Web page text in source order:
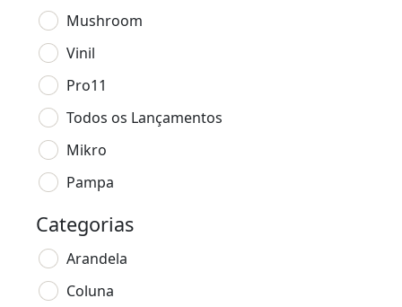
Mushroom
Vinil
Pro11
Todos os Lançamentos
Mikro
Pampa
Categorias
Arandela
Coluna